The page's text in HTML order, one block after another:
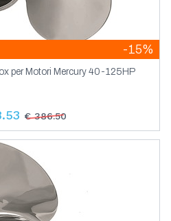
-15%
per Motori Mercury 40-125HP
€ 386.50